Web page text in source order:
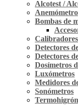
Alcotest /
Bombas de
Detectores
Detectores
Dosímetros
Luxómetros
Medidores
Sonómetros